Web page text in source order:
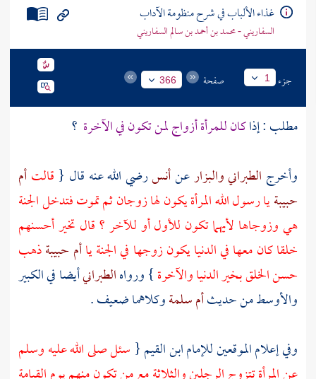
غذاء الألباب في شرح منظومة الآداب
السفاريني - محمد بن أحمد بن سالم السفاريني
جزء 1 صفحة 366
مطلب : إذاكان للمرأة أزواج لمن تكون في الآخرة ؟
وأخرج الطبرانيوالبزارعنأنسرضي الله عنه قال { قالتأم
حبيبةيا رسول الله المرأة يكون لها زوجان ثم تموت فتدخل الجنة
هي وزوجاها لأيهما تكون للأول أو للآخر ؟ قال تخير أحسنهم
خلقا كان معها في الدنيا يكون زوجها في الجنة ياأم حبيبةذهب
حسن الخلق بخير الدنيا والآخرة} ورواهالطبرانيأيضا في الكبير
والأوسط من حديثأم سلمةوكلاهما ضعيف .
وفي إعلام الموقعينللإمام ابن القيم{ سئل صلى الله عليه وسلم